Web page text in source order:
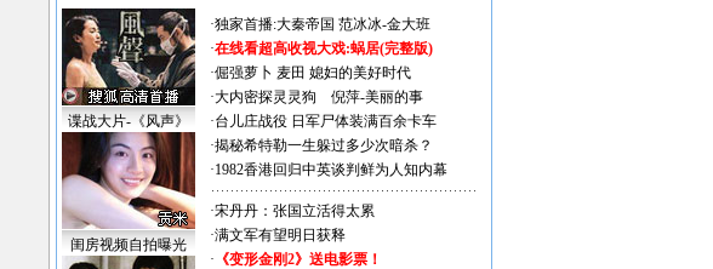
谍战大片-《风声》
闺房视频自拍曝光
·独家首播:大秦帝国 范冰冰-金大班
·在线看超高收视大戏:蜗居(完整版)
·倔强萝卜 麦田 媳妇的美好时代
·大内密探灵灵狗
倪萍-美丽的事
·台儿庄战役 日军尸体装满百余卡车
·揭秘希特勒一生躲过多少次暗杀？
·1982香港回归中英谈判鲜为人知内幕
·宋丹丹：张国立活得太累
·满文军有望明日获释
· 《变形金刚2》送电影票！